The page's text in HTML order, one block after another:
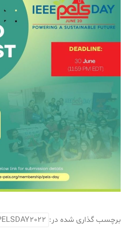
برچسب گذاری شده در: